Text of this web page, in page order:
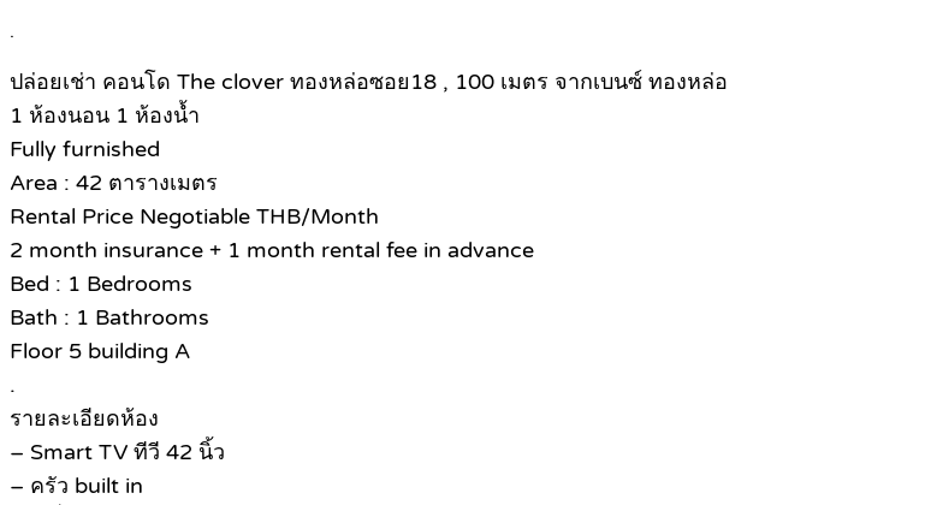
.
ปล่อยเช่า คอนโด The clover ทองหล่อซอย18 , 100 เมตร จากเบนซ์ ทองหล่อ
1 ห้องนอน 1 ห้องน้ำ
Fully furnished
Area : 42 ตารางเมตร
Rental Price Negotiable THB/Month
2 month insurance + 1 month rental fee in advance
Bed : 1 Bedrooms
Bath : 1 Bathrooms
Floor 5 building A
.
รายละเอียดห้อง
– Smart TV ทีวี 42 นิ้ว
– ครัว built in